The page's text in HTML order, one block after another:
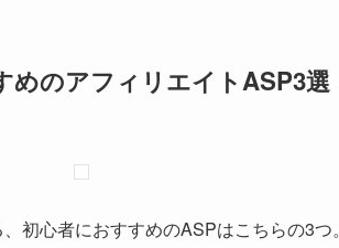
めのアフィリエイトASP3選
初心者におすすめのASPはこちらの3つ。